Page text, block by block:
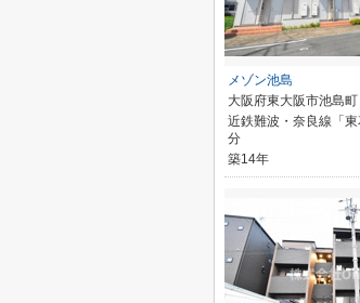
メゾン池島
大阪府東大阪市池島町
近鉄難波・奈良線「
分
築14年